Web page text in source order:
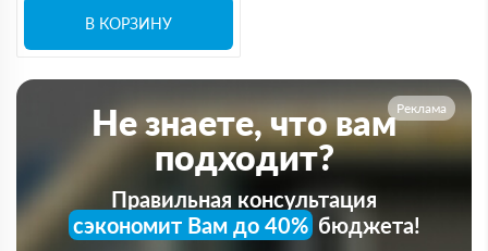
В КОРЗИНУ
Реклама
Не знаете, что вам
подходит?
Правильная консультация
сэкономит Вам до 40%бюджета!